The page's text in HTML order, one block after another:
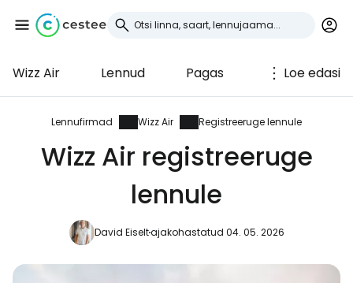
Wizz Air Lennud Pagas Loe edasi
Lennufirmad Wizz Air Registreeruge lennule
Wizz Air registreeruge
lennule
David Eiseltajakohastatud 04. 05. 2026
Logi sisse
Cestee'sse
... ülemaailmne reisikogukond